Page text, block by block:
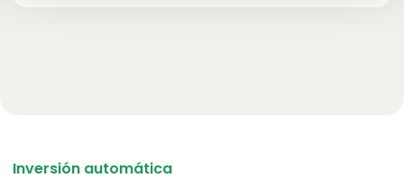
Inversión automática